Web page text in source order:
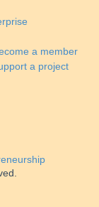
a member
a project